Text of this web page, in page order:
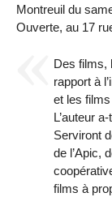
Montreuil du
Ouverte, au 17
Des films,
rapport à
et les films
L’auteur
Serviront
de l’Apic,
films à